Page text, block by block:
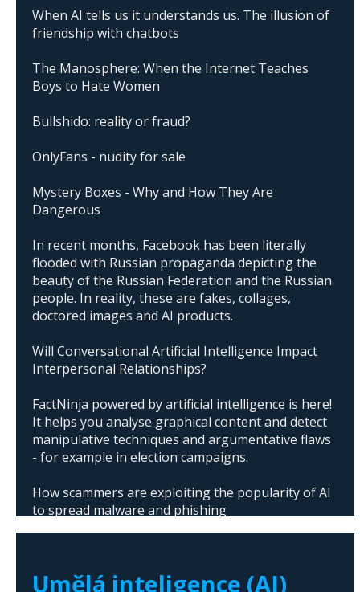
When AI tells us it understands us. The illusion of
friendship with chatbots
The Manosphere: When the Internet Teaches
Boys to Hate Women
Bullshido: reality or fraud?
OnlyFans - nudity for sale
Mystery Boxes - Why and How They Are
Dangerous
In recent months, Facebook has been literally
flooded with Russian propaganda depicting the
beauty of the Russian Federation and the Russian
people. In reality, these are fakes, collages,
doctored images and AI products.
Will Conversational Artificial Intelligence Impact
Interpersonal Relationships?
FactNinja powered by artificial intelligence is here!
It helps you analyse graphical content and detect
manipulative techniques and argumentative flaws
- for example in election campaigns.
How scammers are exploiting the popularity of AI
to spread malware and phishing
Umělá inteligence (AI)